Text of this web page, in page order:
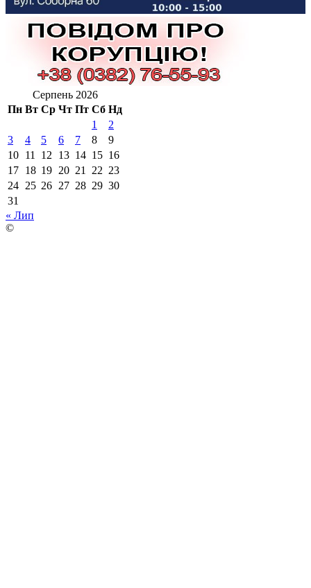
Серпень 2026
Пн Вт Ср Чт Пт Сб Нд
1
2
3
4 5 6 7 8
9
10 11 12 13 14 15 16
17 18 19 20 21 22 23
24 25 26 27 28 29 30
31
« Лип
©